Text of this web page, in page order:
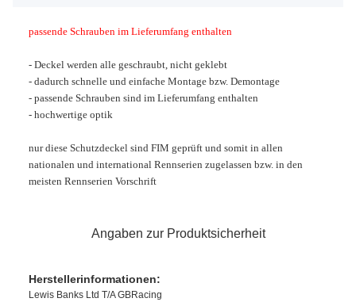
passende Schrauben im Lieferumfang enthalten
- Deckel werden alle geschraubt, nicht geklebt
- dadurch schnelle und einfache Montage bzw. Demontage
- passende Schrauben sind im Lieferumfang enthalten
- hochwertige optik
nur diese Schutzdeckel sind FIM geprüft und somit in allen
nationalen und international Rennserien zugelassen bzw. in den
meisten Rennserien Vorschrift
Angaben zur Produktsicherheit
Herstellerinformationen:
Lewis Banks Ltd T/A GBRacing